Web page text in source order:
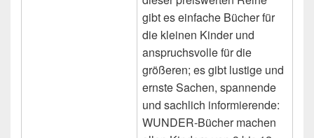
gibt es einfache Bücher für
die kleinen Kinder und
anspruchsvolle für die
größeren; es gibt lustige und
ernste Sachen, spannende
und sachlich informierende:
WUNDER-Bücher machen